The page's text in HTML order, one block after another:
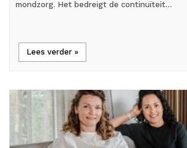
mondzorg. Het bedreigt de continuïteit…
Lees verder »